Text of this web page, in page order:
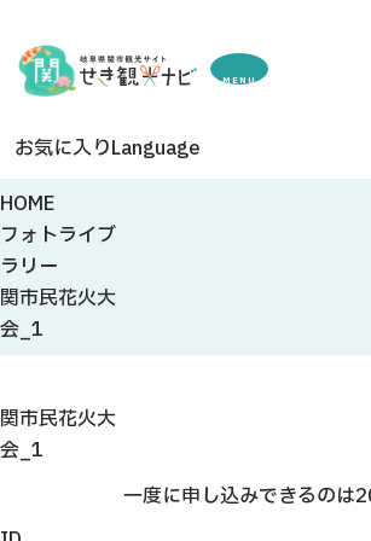
MENU
お気に入りLanguage
HOME
フォトライブ
ラリー
関市民花火大
会_1
関市民花火大
会_1
一度に申し込みできるのは